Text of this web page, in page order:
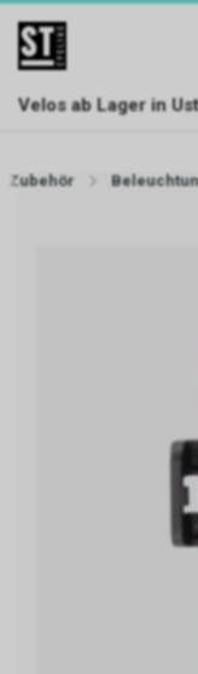
Velos ab Lager in
Zubehör